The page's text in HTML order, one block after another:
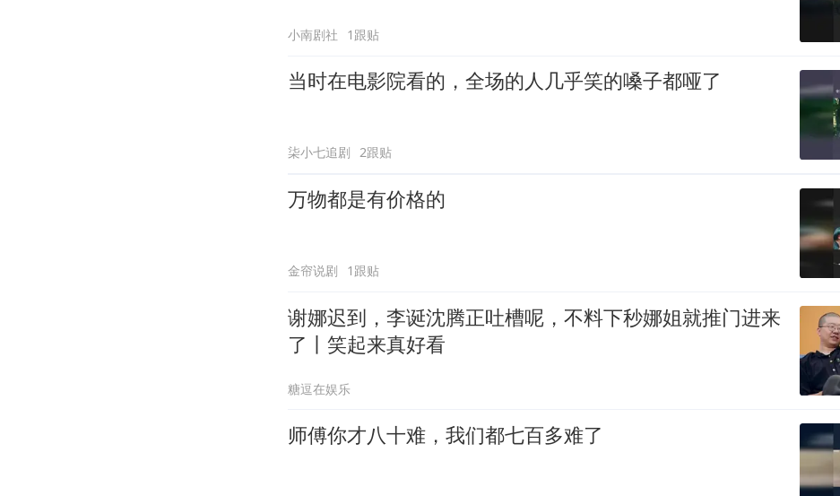
小南剧社 1跟贴
当时在电影院看的，全场的人几乎笑的嗓子都哑了
柒小七追剧 2跟贴
万物都是有价格的
金帘说剧 1跟贴
谢娜迟到，李诞沈腾正吐槽呢，不料下秒娜姐就推门进来
了丨笑起来真好看
糖逗在娱乐
师傅你才八十难，我们都七百多难了